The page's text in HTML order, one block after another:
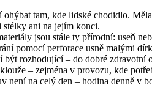
ohýbat tam, kde lidské chodidlo.
stélky ani na jejím konci.
jsou stále ty přírodní: useň
pomocí perforace usně malými
být rozhodující – do dobré zdravotní
– zejména v provozu, kde
není na celý den – hodina denně v